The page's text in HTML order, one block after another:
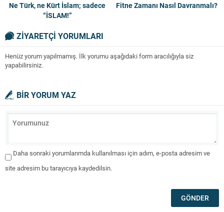
Ne Türk, ne Kürt İslam; sadece
“İSLAM!”
Fitne Zamanı Nasıl Davranmalı?
ZİYARETÇİ YORUMLARI
Henüz yorum yapılmamış. İlk yorumu aşağıdaki form aracılığıyla siz
yapabilirsiniz.
BİR YORUM YAZ
Daha sonraki yorumlarımda kullanılması için adım, e-posta adresim ve
site adresim bu tarayıcıya kaydedilsin.